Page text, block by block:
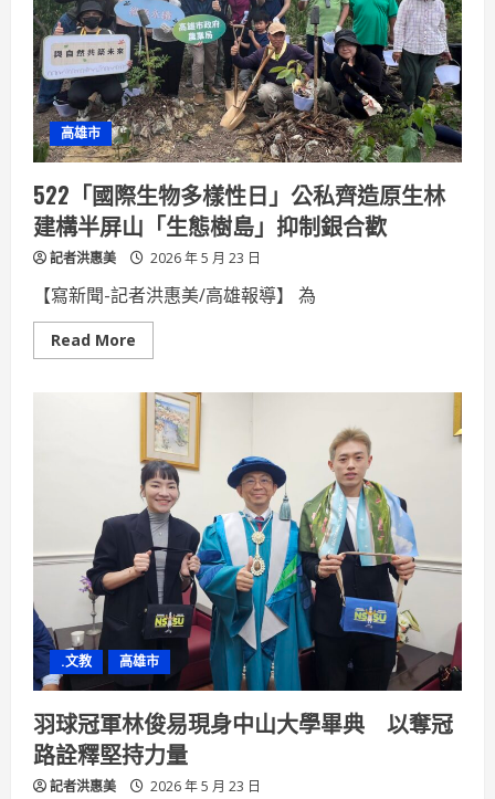
山
運
動
中
心
今
日
盛
大
開
幕
高雄市
522「國際生物多樣性日」公私齊造原生林
建構半屏山「生態樹島」抑制銀合歡
記者洪惠美 2026 年 5 月 23 日
【寫新聞-記者洪惠美/高雄報導】 為
Read More
more
樣
性
日」
公
私
造
原
生
林
建
構
半
屏
山
「生
態
樹
島」
抑
制
銀
.文教 高雄市
羽球冠軍林俊易現身中山大學畢典 以奪冠
路詮釋堅持力量
記者洪惠美 2026 年 5 月 23 日